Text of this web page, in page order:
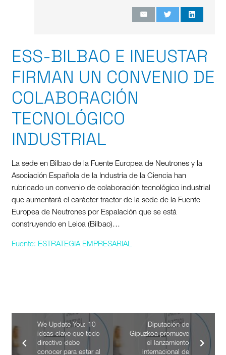
ESS-BILBAO E INEUSTAR
FIRMAN UN CONVENIO DE
COLABORACIÓN
TECNOLÓGICO
INDUSTRIAL
La sede en Bilbao de la Fuente Europea de Neutrones y la
Asociación Española de la Industria de la Ciencia han
rubricado un convenio de colaboración tecnológico industrial
que aumentará el carácter tractor de la sede de la Fuente
Europea de Neutrones por Espalación que se está
construyendo en Leioa (Bilbao)…
Fuente: ESTRATEGIA EMPRESARIAL
We Update You: 10
ideas clave que todo
directivo debe
conocer para estar al
Diputación de
Gipuzkoa promueve
el lanzamiento
internacional de